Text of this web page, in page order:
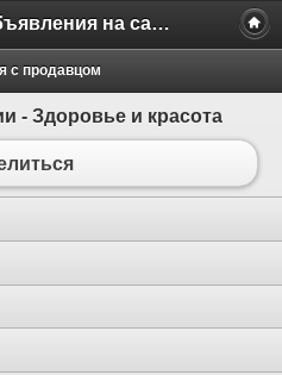
Бесплатные объявления на сайте MILAMO.ru
с продавцом
- Здоровье и красота